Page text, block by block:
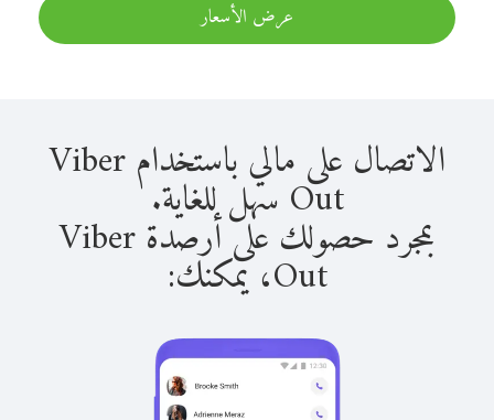
عرض الأسعار
الاتصال على مالي باستخدام Viber
Out سهل للغاية.
بمجرد حصولك على أرصدة Viber
Out، يمكنك: